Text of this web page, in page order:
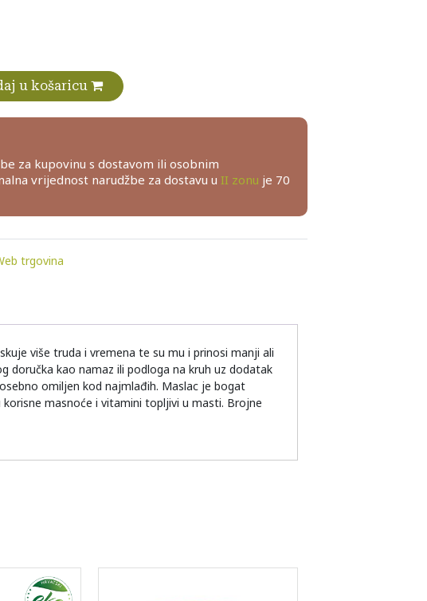
količina
u košaricu
za kupovinu s dostavom ili osobnim
vrijednost narudžbe za dostavu u II zonu je 70
trgovina
više truda i vremena te su mu i prinosi manji ali
doručka kao namaz ili podloga na kruh uz dodatak
omiljen kod najmlađih. Maslac je bogat
masnoće i vitamini topljivi u masti. Brojne